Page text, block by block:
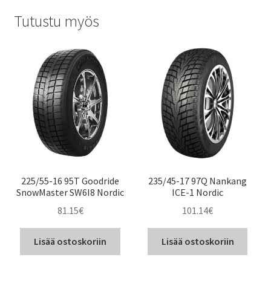
Tutustu myös
225/55-16 95T Goodride
SnowMaster SW6I8 Nordic
81.15€
Lisää ostoskoriin
235/45-17 97Q Nankang
ICE-1 Nordic
101.14€
Lisää ostoskoriin